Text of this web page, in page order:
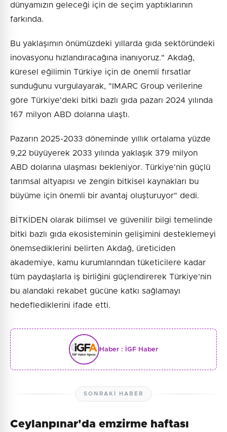
dünyamızın geleceği için de seçim yaptıklarının
farkında.
Bu yaklaşımın önümüzdeki yıllarda gıda sektöründeki
inovasyonu hızlandıracağına inanıyoruz." Akdağ,
küresel eğilimin Türkiye için de önemli fırsatlar
sunduğunu vurgulayarak, "IMARC Group verilerine
göre Türkiye'deki bitki bazlı gıda pazarı 2024 yılında
167 milyon ABD dolarına ulaştı.
Pazarın 2025-2033 döneminde yıllık ortalama yüzde
9,22 büyüyerek 2033 yılında yaklaşık 379 milyon
ABD dolarına ulaşması bekleniyor. Türkiye'nin güçlü
tarımsal altyapısı ve zengin bitkisel kaynakları bu
büyüme için önemli bir avantaj oluşturuyor" dedi.
BİTKİDEN olarak bilimsel ve güvenilir bilgi temelinde
bitki bazlı gıda ekosisteminin gelişimini desteklemeyi
önemsediklerini belirten Akdağ, üreticiden
akademiye, kamu kurumlarından tüketicilere kadar
tüm paydaşlarla iş birliğini güçlendirerek Türkiye'nin
bu alandaki rekabet gücüne katkı sağlamayı
hedeflediklerini ifade etti.
Haber : İGF Haber
SONRAKI HABER
Ceylanpınar'da emzirme haftası